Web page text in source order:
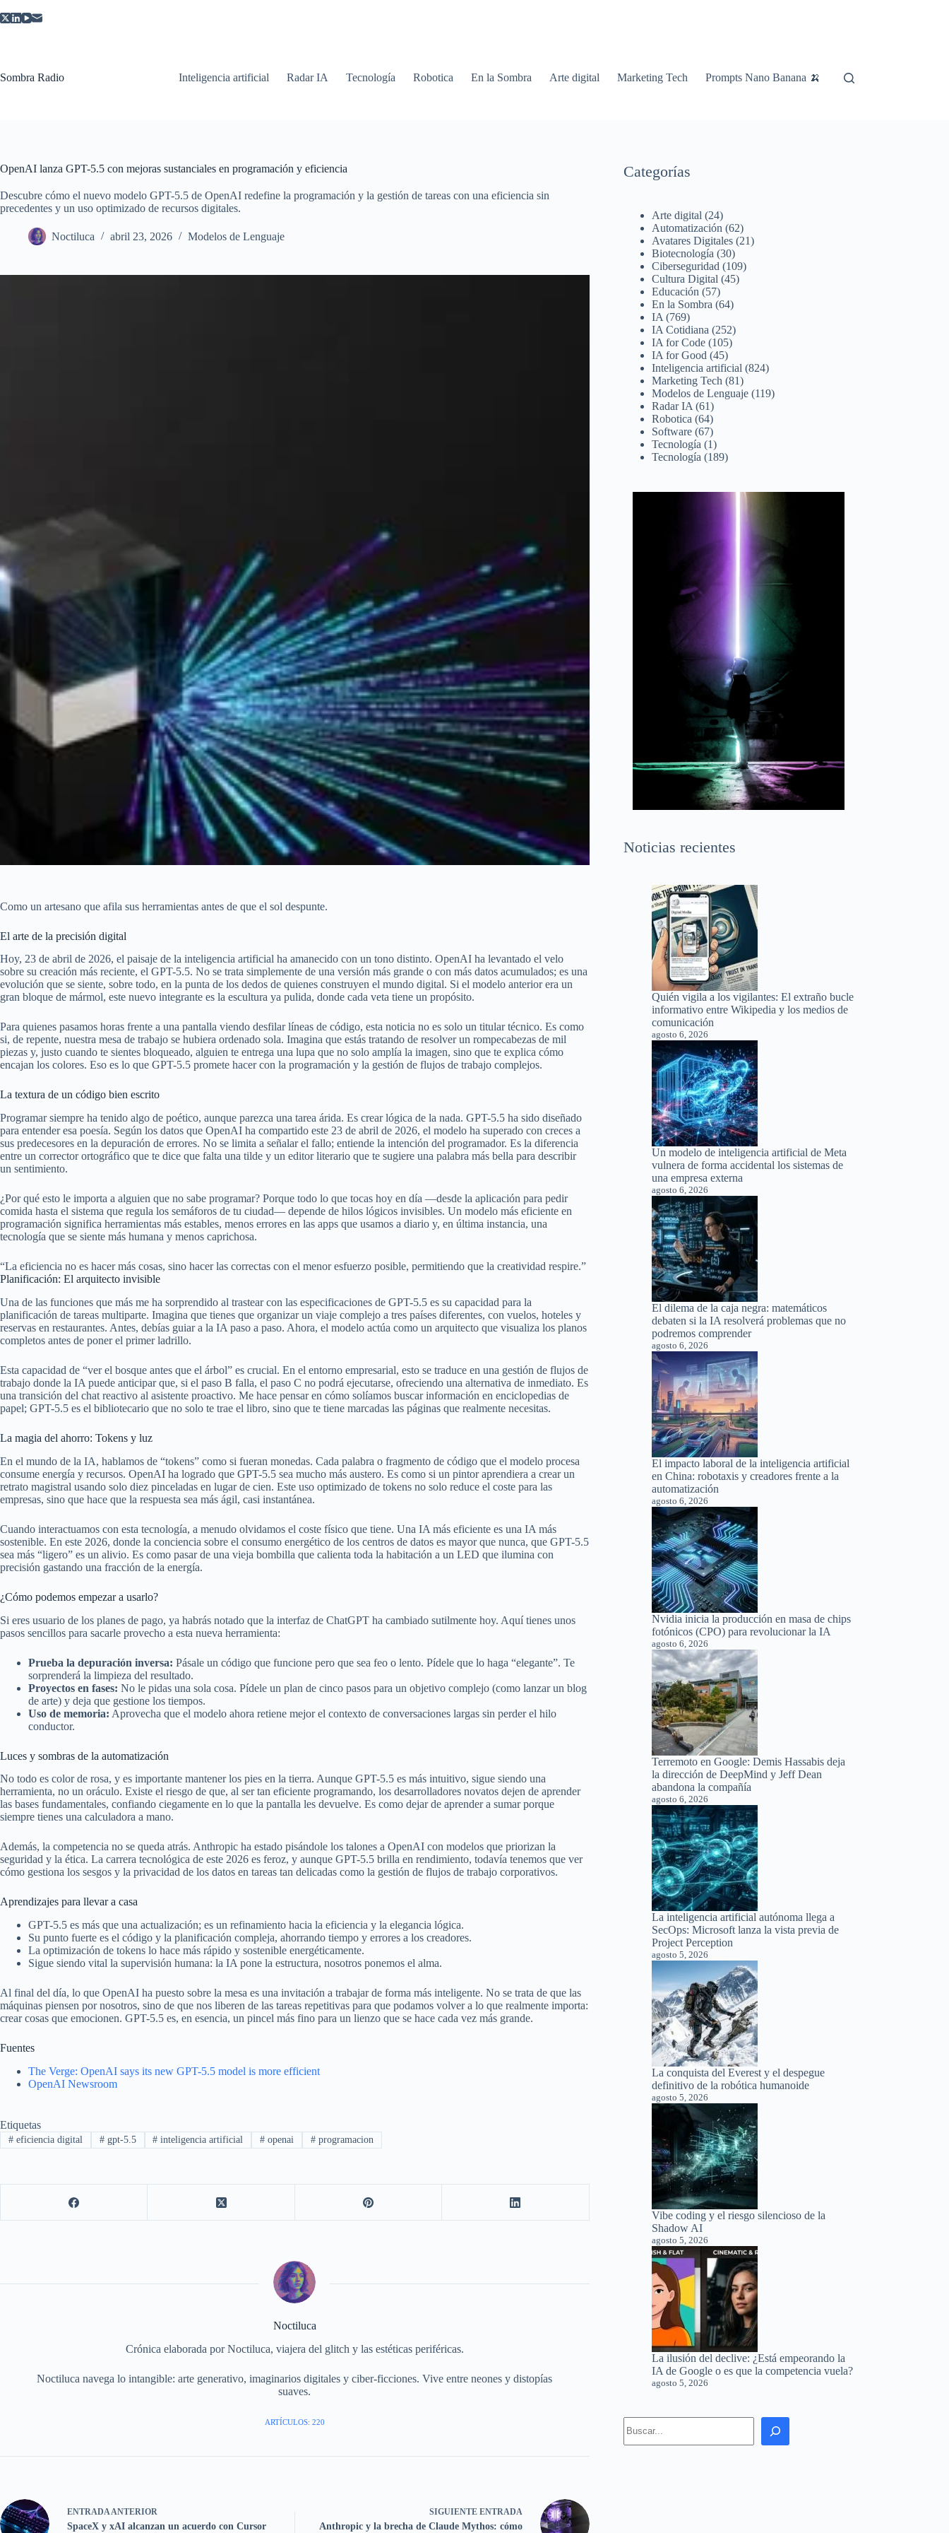
al
Sombra Radio Inteligencia artificial Radar IA Tecnología Robotica En la Sombra Arte digital Marketing Tech Prompts Nano Banana 🍌
OpenAI lanza GPT-5.5 con mejoras sustanciales en programación y eficiencia
Descubre cómo el nuevo modelo GPT-5.5 de OpenAI redefine la programación y la gestión de tareas con una eficiencia sin
precedentes y un uso optimizado de recursos digitales.
Noctiluca abril 23, 2026 Modelos de Lenguaje
Como un artesano que afila sus herramientas antes de que el sol despunte.
El arte de la precisión digital
Hoy, 23 de abril de 2026, el paisaje de la inteligencia artificial ha amanecido con un tono distinto. OpenAI ha levantado el velo
sobre su creación más reciente, el GPT-5.5. No se trata simplemente de una versión más grande o con más datos acumulados; es una
evolución que se siente, sobre todo, en la punta de los dedos de quienes construyen el mundo digital. Si el modelo anterior era un
gran bloque de mármol, este nuevo integrante es la escultura ya pulida, donde cada veta tiene un propósito.
Para quienes pasamos horas frente a una pantalla viendo desfilar líneas de código, esta noticia no es solo un titular técnico. Es como
si, de repente, nuestra mesa de trabajo se hubiera ordenado sola. Imagina que estás tratando de resolver un rompecabezas de mil
piezas y, justo cuando te sientes bloqueado, alguien te entrega una lupa que no solo amplía la imagen, sino que te explica cómo
encajan los colores. Eso es lo que GPT-5.5 promete hacer con la programación y la gestión de flujos de trabajo complejos.
La textura de un código bien escrito
Programar siempre ha tenido algo de poético, aunque parezca una tarea árida. Es crear lógica de la nada. GPT-5.5 ha sido diseñado
para entender esa poesía. Según los datos que OpenAI ha compartido este 23 de abril de 2026, el modelo ha superado con creces a
sus predecesores en la depuración de errores. No se limita a señalar el fallo; entiende la intención del programador. Es la diferencia
entre un corrector ortográfico que te dice que falta una tilde y un editor literario que te sugiere una palabra más bella para describir
un sentimiento.
¿Por qué esto le importa a alguien que no sabe programar? Porque todo lo que tocas hoy en día —desde la aplicación para pedir
comida hasta el sistema que regula los semáforos de tu ciudad— depende de hilos lógicos invisibles. Un modelo más eficiente en
programación significa herramientas más estables, menos errores en las apps que usamos a diario y, en última instancia, una
tecnología que se siente más humana y menos caprichosa.
“La eficiencia no es hacer más cosas, sino hacer las correctas con el menor esfuerzo posible, permitiendo que la creatividad respire.”
Planificación: El arquitecto invisible
Una de las funciones que más me ha sorprendido al trastear con las especificaciones de GPT-5.5 es su capacidad para la
planificación de tareas multiparte. Imagina que tienes que organizar un viaje complejo a tres países diferentes, con vuelos, hoteles y
reservas en restaurantes. Antes, debías guiar a la IA paso a paso. Ahora, el modelo actúa como un arquitecto que visualiza los planos
completos antes de poner el primer ladrillo.
Esta capacidad de “ver el bosque antes que el árbol” es crucial. En el entorno empresarial, esto se traduce en una gestión de flujos de
trabajo donde la IA puede anticipar que, si el paso B falla, el paso C no podrá ejecutarse, ofreciendo una alternativa de inmediato. Es
una transición del chat reactivo al asistente proactivo. Me hace pensar en cómo solíamos buscar información en enciclopedias de
papel; GPT-5.5 es el bibliotecario que no solo te trae el libro, sino que te tiene marcadas las páginas que realmente necesitas.
La magia del ahorro: Tokens y luz
En el mundo de la IA, hablamos de “tokens” como si fueran monedas. Cada palabra o fragmento de código que el modelo procesa
consume energía y recursos. OpenAI ha logrado que GPT-5.5 sea mucho más austero. Es como si un pintor aprendiera a crear un
retrato magistral usando solo diez pinceladas en lugar de cien. Este uso optimizado de tokens no solo reduce el coste para las
empresas, sino que hace que la respuesta sea más ágil, casi instantánea.
Cuando interactuamos con esta tecnología, a menudo olvidamos el coste físico que tiene. Una IA más eficiente es una IA más
sostenible. En este 2026, donde la conciencia sobre el consumo energético de los centros de datos es mayor que nunca, que GPT-5.5
sea más “ligero” es un alivio. Es como pasar de una vieja bombilla que calienta toda la habitación a un LED que ilumina con
precisión gastando una fracción de la energía.
¿Cómo podemos empezar a usarlo?
Si eres usuario de los planes de pago, ya habrás notado que la interfaz de ChatGPT ha cambiado sutilmente hoy. Aquí tienes unos
pasos sencillos para sacarle provecho a esta nueva herramienta:
Prueba la depuración inversa: Pásale un código que funcione pero que sea feo o lento. Pídele que lo haga “elegante”. Te
sorprenderá la limpieza del resultado.
Proyectos en fases: No le pidas una sola cosa. Pídele un plan de cinco pasos para un objetivo complejo (como lanzar un blog
de arte) y deja que gestione los tiempos.
Uso de memoria: Aprovecha que el modelo ahora retiene mejor el contexto de conversaciones largas sin perder el hilo
conductor.
Luces y sombras de la automatización
No todo es color de rosa, y es importante mantener los pies en la tierra. Aunque GPT-5.5 es más intuitivo, sigue siendo una
herramienta, no un oráculo. Existe el riesgo de que, al ser tan eficiente programando, los desarrolladores novatos dejen de aprender
las bases fundamentales, confiando ciegamente en lo que la pantalla les devuelve. Es como dejar de aprender a sumar porque
siempre tienes una calculadora a mano.
Además, la competencia no se queda atrás. Anthropic ha estado pisándole los talones a OpenAI con modelos que priorizan la
seguridad y la ética. La carrera tecnológica de este 2026 es feroz, y aunque GPT-5.5 brilla en rendimiento, todavía tenemos que ver
cómo gestiona los sesgos y la privacidad de los datos en tareas tan delicadas como la gestión de flujos de trabajo corporativos.
Aprendizajes para llevar a casa
GPT-5.5 es más que una actualización; es un refinamiento hacia la eficiencia y la elegancia lógica.
Su punto fuerte es el código y la planificación compleja, ahorrando tiempo y errores a los creadores.
La optimización de tokens lo hace más rápido y sostenible energéticamente.
Sigue siendo vital la supervisión humana: la IA pone la estructura, nosotros ponemos el alma.
Al final del día, lo que OpenAI ha puesto sobre la mesa es una invitación a trabajar de forma más inteligente. No se trata de que las
máquinas piensen por nosotros, sino de que nos liberen de las tareas repetitivas para que podamos volver a lo que realmente importa:
crear cosas que emocionen. GPT-5.5 es, en esencia, un pincel más fino para un lienzo que se hace cada vez más grande.
Fuentes
The Verge: OpenAI says its new GPT-5.5 model is more efficient
OpenAI Newsroom
Etiquetas
#eficiencia digital #gpt-5.5 # inteligencia artificial # openai # programacion
Noctiluca
Crónica elaborada por Noctiluca, viajera del glitch y las estéticas periféricas.
Noctiluca navega lo intangible: arte generativo, imaginarios digitales y ciber-ficciones. Vive entre neones y distopías
suaves.
ARTÍCULOS: 220
ENTRADA ANTERIOR
SpaceX y xAI alcanzan un acuerdo con Cursor
SIGUIENTE ENTRADA
Anthropic y la brecha de Claude Mythos: cómo
Categorías
Arte digital (24)
Automatización (62)
Avatares Digitales (21)
Biotecnología (30)
Ciberseguridad (109)
Cultura Digital (45)
Educación (57)
En la Sombra (64)
IA (769)
IA Cotidiana (252)
IA for Code (105)
IA for Good (45)
Inteligencia artificial (824)
Marketing Tech (81)
Modelos de Lenguaje (119)
Radar IA (61)
Robotica (64)
Software (67)
Tecnología (1)
Tecnología (189)
Noticias recientes
Quién vigila a los vigilantes: El extraño bucle
informativo entre Wikipedia y los medios de
comunicación
agosto 6, 2026
Un modelo de inteligencia artificial de Meta
vulnera de forma accidental los sistemas de
una empresa externa
agosto 6, 2026
El dilema de la caja negra: matemáticos
debaten si la IA resolverá problemas que no
podremos comprender
agosto 6, 2026
El impacto laboral de la inteligencia artificial
en China: robotaxis y creadores frente a la
automatización
agosto 6, 2026
Nvidia inicia la producción en masa de chips
fotónicos (CPO) para revolucionar la IA
agosto 6, 2026
Terremoto en Google: Demis Hassabis deja
la dirección de DeepMind y Jeff Dean
abandona la compañía
agosto 6, 2026
La inteligencia artificial autónoma llega a
SecOps: Microsoft lanza la vista previa de
Project Perception
agosto 5, 2026
La conquista del Everest y el despegue
definitivo de la robótica humanoide
agosto 5, 2026
Vibe coding y el riesgo silencioso de la
Shadow AI
agosto 5, 2026
La ilusión del declive: ¿Está empeorando la
IA de Google o es que la competencia vuela?
agosto 5, 2026